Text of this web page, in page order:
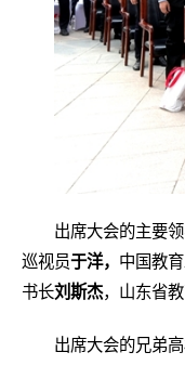
出席大会的主要
巡视员于洋， 中国教
书长刘斯杰，山东省
出席大会的兄弟